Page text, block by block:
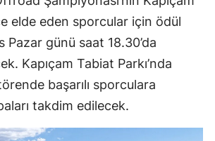
elde eden sporcular için ödül
Pazar günü saat 18.30’da
Kapıçam Tabiat Parkı’nda
başarılı sporculara
takdim edilecek.